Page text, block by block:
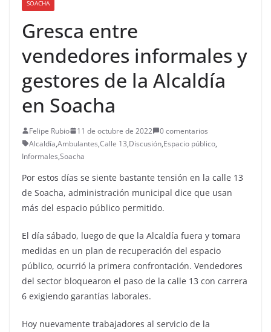
SOACHA
Gresca entre
vendedores informales y
gestores de la Alcaldía
en Soacha
Felipe Rubio 11 de octubre de 2022
0 comentarios
Alcaldía,Ambulantes,Calle 13,Discusión,Espacio público,
Informales,Soacha
Por estos días se siente bastante tensión en la calle 13
de Soacha, administración municipal dice que usan
más del espacio público permitido.
El día sábado, luego de que la Alcaldía fuera y tomara
medidas en un plan de recuperación del espacio
público, ocurrió la primera confrontación. Vendedores
del sector bloquearon el paso de la calle 13 con carrera
6 exigiendo garantías laborales.
Hoy nuevamente trabajadores al servicio de la